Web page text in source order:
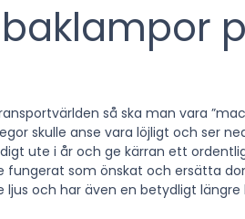
så ska man vara
skulle anse vara löjligt och ser
ute i år och ge kärran ett
fungerat som önskat och ersätta
och har även en betydligt längre